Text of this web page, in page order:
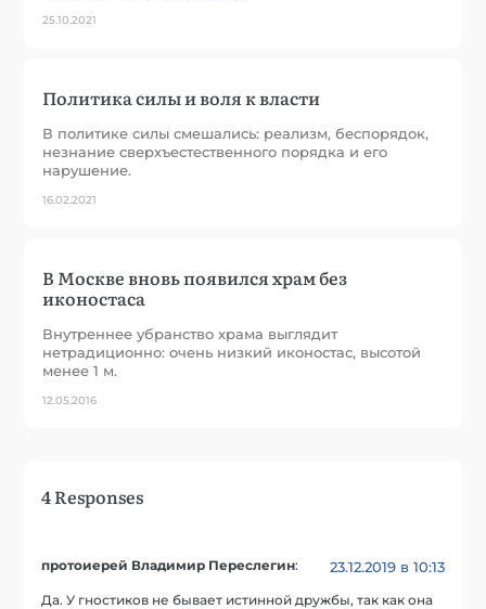
25.10.2021
Политика силы и воля к власти
В политике силы смешались: реализм, беспорядок,
незнание сверхъестественного порядка и его
нарушение.
16.02.2021
В Москве вновь появился храм без
иконостаса
Внутреннее убранство храма выглядит
нетрадиционно: очень низкий иконостас, высотой
менее 1 м.
12.05.2016
4 Responses
протоиерей Владимир Переслегин: 23.12.2019 в 10:13
Да. У гностиков не бывает истинной дружбы, так как она